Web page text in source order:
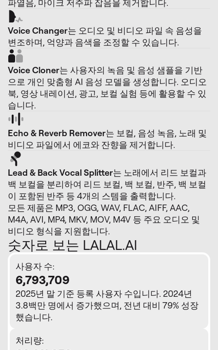
파열음, 마이크 저주파 잡음을 제거합니다.
Voice Changer는 오디오 및 비디오 파일 속 음성을
변조하며, 억양과 음색을 조정할 수 있습니다.
Voice Cloner는 사용자의 녹음 및 음성 샘플을 기반
으로 개인 맞춤형 AI 음성 모델을 생성합니다. 오디오
북, 영상 내레이션, 광고, 보컬 실험 등에 활용할 수 있
습니다.
Echo & Reverb Remover는 보컬, 음성 녹음, 노래 및
비디오 파일에서 에코와 잔향을 제거합니다.
Lead & Back Vocal Splitter는 노래에서 리드 보컬과
백 보컬을 분리하여 리드 보컬, 백 보컬, 반주, 백 보컬
이 포함된 반주 등 4개의 스템을 출력합니다.
모든 제품은 MP3, OGG, WAV, FLAC, AIFF, AAC,
M4A, AVI, MP4, MKV, MOV, M4V 등 주요 오디오 및
비디오 형식을 지원합니다.
숫자로 보는 LALAL.AI
사용자 수:
6,793,709
2025년 말 기준 등록 사용자 수입니다. 2024년
3.8백만 명에서 증가했으며, 전년 대비 79% 성장
했습니다.
처리량: